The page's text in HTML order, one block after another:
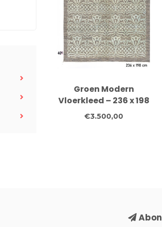
Groen Modern
Vloerkleed – 236 x 198
cm – Handgeknoopt
Wol
€3.500,00